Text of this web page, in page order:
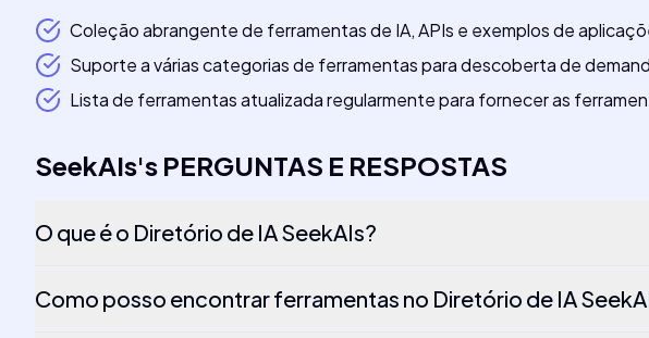
Coleção abrangente de ferramentas de IA, APIs e exemplos de
Suporte a várias categorias de ferramentas para descoberta de
Lista de ferramentas atualizada regularmente para fornecer as
SeekAIs's PERGUNTAS E RESPOSTAS
O que é o Diretório de IA SeekAIs?
Como posso encontrar ferramentas no Diretório de IA